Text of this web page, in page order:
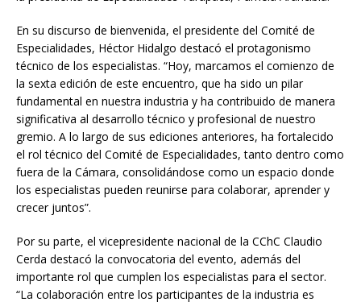
En su discurso de bienvenida, el presidente del Comité de
Especialidades, Héctor Hidalgo destacó el protagonismo
técnico de los especialistas. “Hoy, marcamos el comienzo de
la sexta edición de este encuentro, que ha sido un pilar
fundamental en nuestra industria y ha contribuido de manera
significativa al desarrollo técnico y profesional de nuestro
gremio. A lo largo de sus ediciones anteriores, ha fortalecido
el rol técnico del Comité de Especialidades, tanto dentro como
fuera de la Cámara, consolidándose como un espacio donde
los especialistas pueden reunirse para colaborar, aprender y
crecer juntos”.
Por su parte, el vicepresidente nacional de la CChC Claudio
Cerda destacó la convocatoria del evento, además del
importante rol que cumplen los especialistas para el sector.
“La colaboración entre los participantes de la industria es